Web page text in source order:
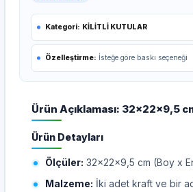
Kategori: KİLİTLİ KUTULAR
Özelleştirme: İsteğe göre baskı seçeneği
Ürün Açıklaması: 32x22x9,5
Ürün Detayları
Ölçüler: 32x22x9,5 cm (Boy x
Malzeme: İki adet kraft ve bir